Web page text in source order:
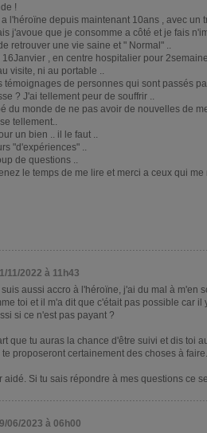
!
l'héroïne depuis maintenant 10ans , avec un
j'avoue que je consomme a côté et je fais
retrouver une vie saine et " Normal" ..
, en centre hospitalier pour
visite, ni au portable ..
de personnes qui sont passés par
? J'ai tellement peur de souffrir ..
du monde de ne pas avoir de nouvelles de
tellement..
un bien .. il le faut ..
"d'expériences" ..
de questions ..
le temps de me lire et merci a ceux qui
11/2022 à 11h43
aussi accro à l'héroïne, j'ai du mal à m'en
toi et il m'a dit que c'était pas possible car il
si ce n'est pas payant ?
que tu auras la chance d'être suivi et dis toi
proposeront certainement des choses à faire.
aidé. Si tu sais répondre à mes questions ce
06/2023 à 06h00